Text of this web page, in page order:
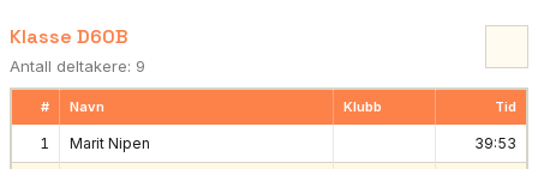
Klasse D60B
Antall deltakere: 9
# Navn Klubb Tid
1 Marit Nipen 39:53